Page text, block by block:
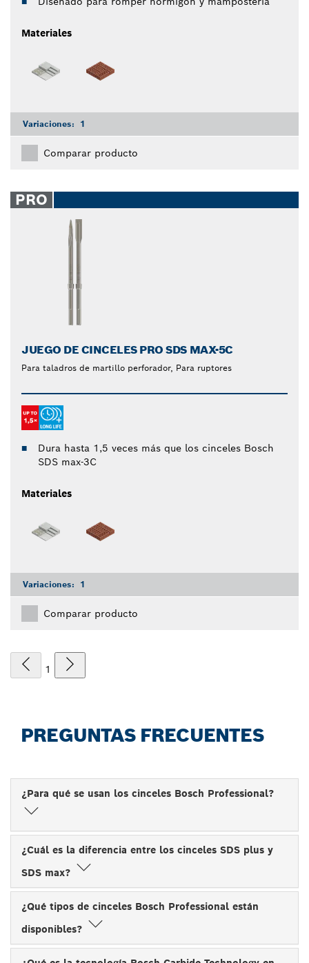
Materiales
Variaciones: 1
Comparar producto
PRO
JUEGO DE CINCELES PRO SDS MAX-5C
Para taladros de martillo perforador, Para ruptores
Dura hasta 1,5 veces más que los cinceles Bosch
SDS max-3C
Materiales
Variaciones: 1
Comparar producto
1
PREGUNTAS FRECUENTES
¿Para qué se usan los cinceles Bosch Professional?
¿Cuál es la diferencia entre los cinceles SDS plus y
SDS max?
¿Qué tipos de cinceles Bosch Professional están
disponibles?